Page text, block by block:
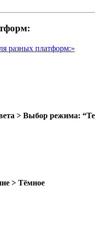
разных платформ:»
> Выбор режима:
> Тёмное